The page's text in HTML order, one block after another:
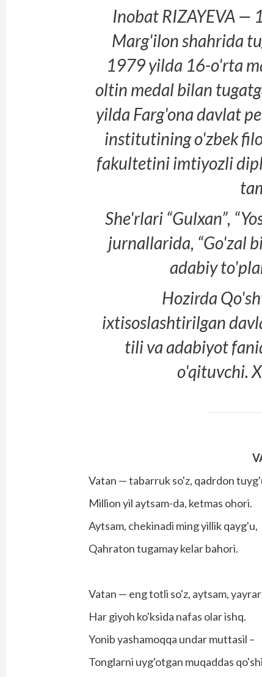
Inobat RIZAYEVA —
Marg'ilon shahrida
1979 yilda 16-o'rta
oltin medal bilan
yilda Farg'ona davlat
institutining o'zbek
fakultetini imtiyozli
She'rlari “Gulxan”,
jurnallarida, “Go'zal
adabiy
Hozirda
ixtisoslashtirilgan
tili va adabiyot
o'qituvchi.
Vatan — tabarruk so'z, qadrdon
Million yil aytsam-da, ketmas ohori.
Aytsam, chekinadi ming yillik qayg'u,
Qahraton tugamay kelar bahori.
Vatan — eng totli so'z, aytsam,
Har giyoh ko'ksida nafas olar ishq.
Yonib yashamoqqa undar muttasil –
Tonglarni uyg'otgan muqaddas